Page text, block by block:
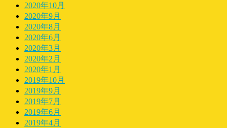
2020年10月
2020年9月
2020年8月
2020年6月
2020年3月
2020年2月
2020年1月
2019年10月
2019年9月
2019年7月
2019年6月
2019年4月